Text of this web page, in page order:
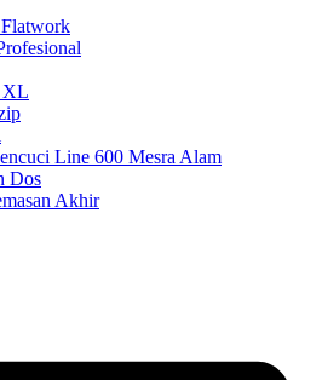
XL
Line 600 Mesra Alam
Dos
Akhir